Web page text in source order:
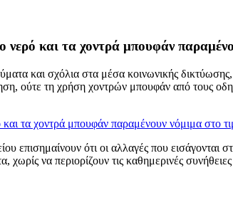
και τα χοντρά μπουφάν
και σχόλια στα μέσα κοινωνικής
ούτε τη χρήση χοντρών μπουφάν από τους
τα χοντρά μπουφάν παραμένουν νόμιμα στο
επισημαίνουν ότι οι αλλαγές που
χωρίς να περιορίζουν τις καθημερινές